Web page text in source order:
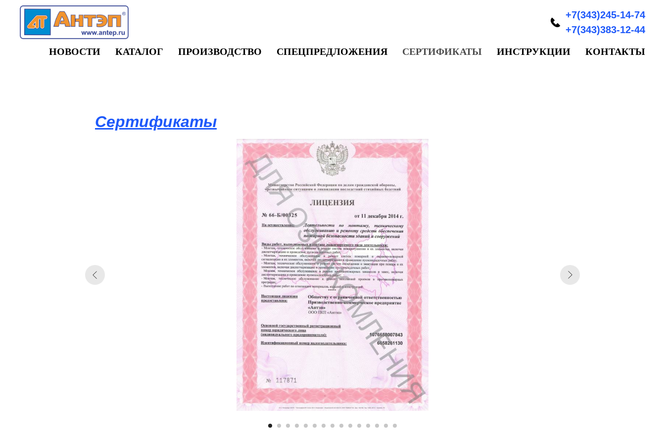
+7(343)245-14-74
+7(343)383-12-44
НОВОСТИ
КАТАЛОГ ПРОИЗВОДСТВО СПЕЦПРЕДЛОЖЕНИЯ СЕРТИФИКАТЫ ИНСТРУКЦИИ КОНТАКТЫ
Сертификаты